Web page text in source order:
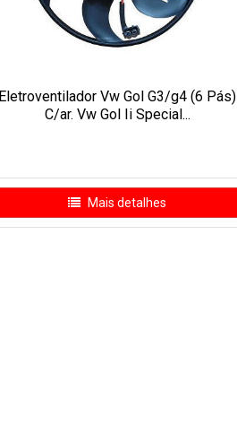
Eletroventilador Vw Gol G3/g4 (6 Pás)
C/ar. Vw Gol Ii Special...
Mais detalhes